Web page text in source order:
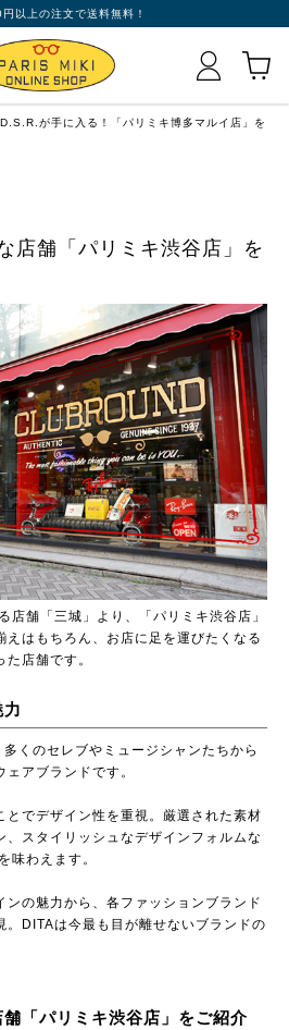
以上の注文で送料無料！
が手に入る！「パリミキ博多マルイ店」を
店舗「パリミキ渋谷店」を
店舗「三城」より、「パリミキ渋谷店」
えはもちろん、お店に足を運びたくなる
店舗です。
くのセレブやミュージシャンたちから
アブランドです。
とでデザイン性を重視。厳選された素材
、スタイリッシュなデザインフォルムな
味わえます。
ンの魅力から、各ファッションブランド
。DITAは今最も目が離せないブランドの
「パリミキ渋谷店」をご紹介